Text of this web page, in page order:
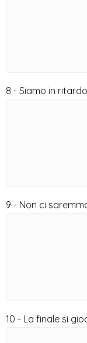
8 - Siamo in
9 - Non ci
10 - La finale si